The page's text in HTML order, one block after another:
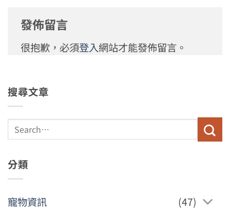
發佈留言
很抱歉，必須登入網站才能發佈留言。
搜尋文章
分類
寵物資訊
(47)